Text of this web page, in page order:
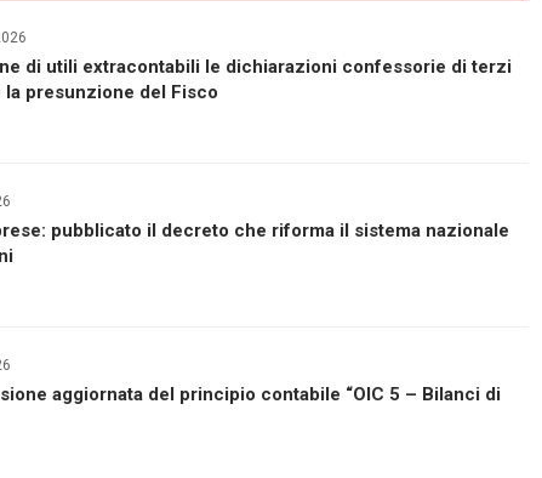
di utili extracontabili le dichiarazioni confessorie di terzi
presunzione del Fisco
pubblicato il decreto che riforma il sistema nazionale
aggiornata del principio contabile “OIC 5 – Bilanci di